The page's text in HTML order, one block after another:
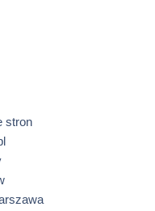
stron